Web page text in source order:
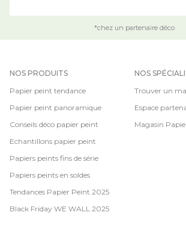
*chez un partenaire déco
NOS PRODUITS
Papier peint tendance
Papier peint panoramique
Conseils déco papier peint
Echantillons papier peint
Papiers peints fins de série
Papiers peints en soldes
Tendances Papier Peint 2025
Black Friday WE WALL 2025
NOS
Trouver un
Espace
Magasin